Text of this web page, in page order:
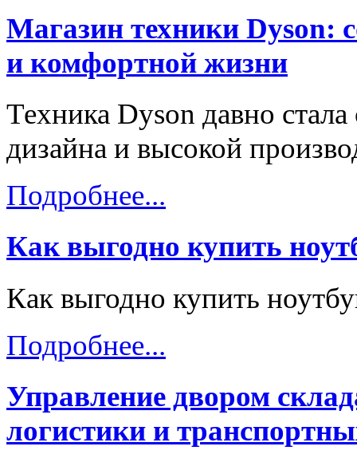
Магазин техники Dyson:
и комфортной жизни
Техника Dyson давно
дизайна и высокой
Подробнее...
Как выгодно купить
Как выгодно купить
Подробнее...
Управление двором
логистики и